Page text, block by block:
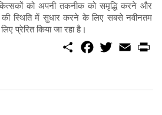
को अपनी तकनीक को समृद्धि करने और
की स्थिति में सुधार करने के लिए सबसे नवीनतम
प्रेरित किया जा रहा है।
S
o
w
e
E
m